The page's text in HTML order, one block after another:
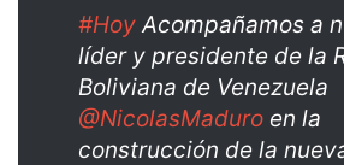
#HoyAcompañamos a
líder y presidente de la
Boliviana de Venezuela
@NicolasMaduro en la
construcción de la